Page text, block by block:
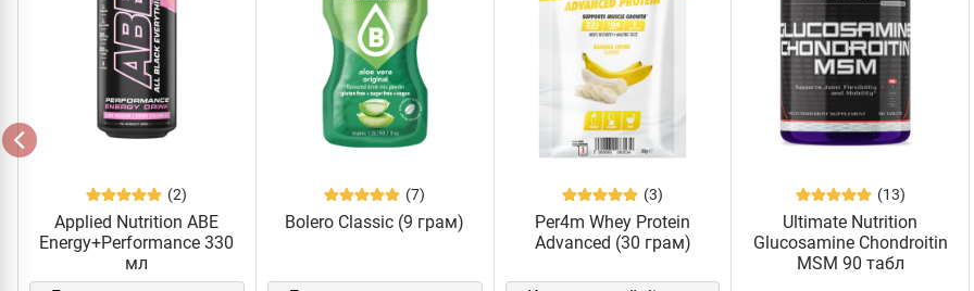
(2)
Applied Nutrition ABE
Energy+Performance 330
мл
(7)
Bolero Classic (9 грам)
(3)
Per4m Whey Protein
Advanced (30 грам)
(13)
Ultimate Nutrition
Glucosamine Chondroitin
MSM 90 табл